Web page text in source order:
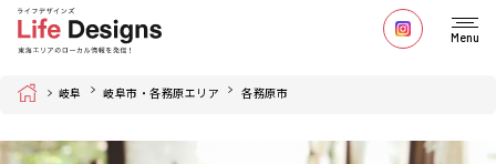
Menu
Home 岐阜 岐阜市・各務原エリア 各務原市